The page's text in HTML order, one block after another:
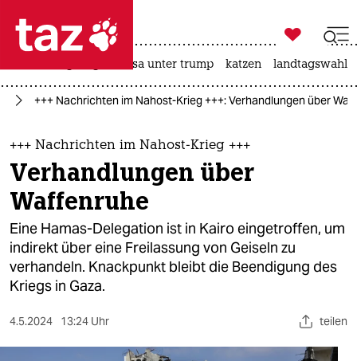
 taz zahl ich
taz zahl ich
themen
politik
öko
gesellschaft
kultur
sport

taz zahl ich
usa unter trump katzen landtagswahl
+++ Nachrichten im Nahost-Krieg +++: Verhandlungen über
+++ Nachrichten im Nahost-Krieg +++
Verhandlungen über
Waffenruhe
Eine Hamas-Delegation ist in Kairo eingetroffen, um
indirekt über eine Freilassung von Geiseln zu
verhandeln. Knackpunkt bleibt die Beendigung des
Kriegs in Gaza.
4.5.2024 13:24 Uhr teilen